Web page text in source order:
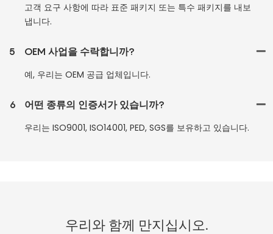
고객 요구 사항에 따라 표준 패키지 또는 특수 패키지를 내보
냅니다.
5
OEM 사업을 수락합니까?
예, 우리는 OEM 공급 업체입니다.
6
어떤 종류의 인증서가 있습니까?
우리는 ISO9001, ISO14001, PED, SGS를 보유하고 있습니다.
우리와 함께 만지십시오.